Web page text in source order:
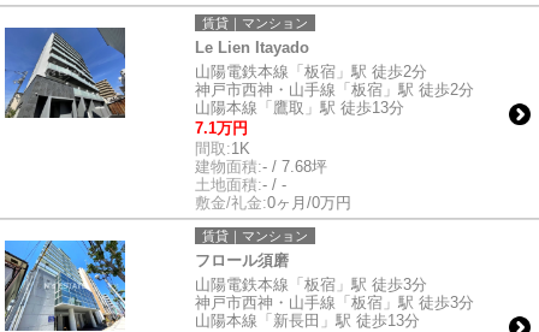
賃貸｜マンション
Le Lien Itayado
山陽電鉄本線「板宿」駅 徒歩2分
神戸市西神・山手線「板宿」駅 徒歩2分
山陽本線「鷹取」駅 徒歩13分
7.1万円
間取:1K
建物面積:- / 7.68坪
土地面積:- / -
敷金/礼金:0ヶ月/0万円
賃貸｜マンション
フロール須磨
山陽電鉄本線「板宿」駅 徒歩3分
神戸市西神・山手線「板宿」駅 徒歩3分
山陽本線「新長田」駅 徒歩13分